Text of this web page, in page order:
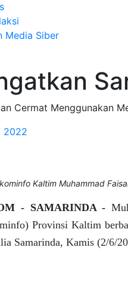
Media Siber
Cermat Menggunakan
2022
Kaltim Muhammad
- SAMARINDA -
Provinsi Kaltim
Samarinda, Kamis (2/6/